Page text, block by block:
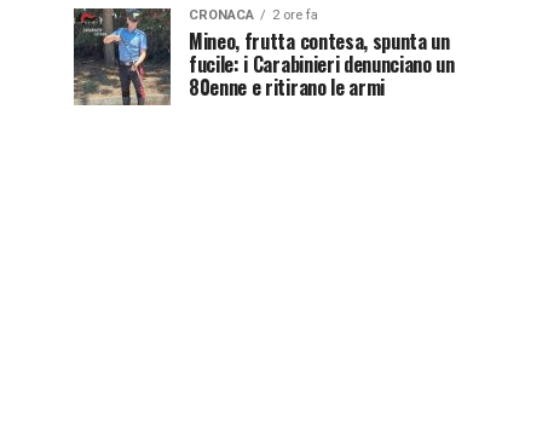
CRONACA 2 ore fa
Mineo, frutta contesa, spunta un
fucile: i Carabinieri denunciano un
80enne e ritirano le armi